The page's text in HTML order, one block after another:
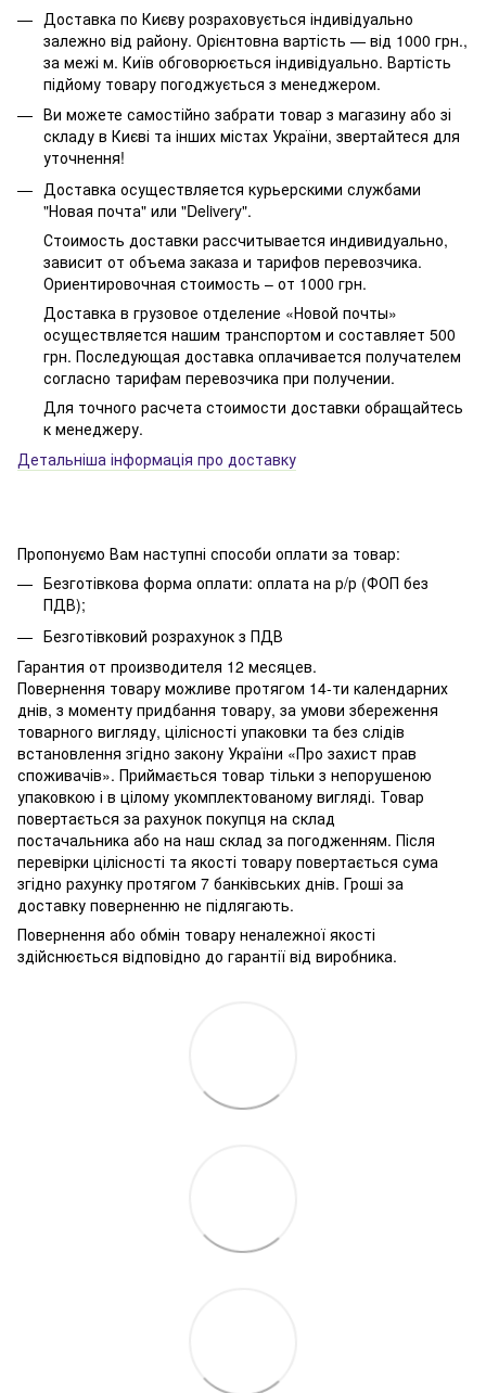
Доставка по Києву розраховується індивідуально
залежно від району. Орієнтовна вартість — від 1000 грн.,
за межі м. Київ обговорюється індивідуально. Вартість
підйому товару погоджується з менеджером.
Ви можете самостійно забрати товар з магазину або зі
складу в Києві та інших містах України, звертайтеся для
уточнення!
Доставка осуществляется курьерскими службами
"Новая почта" или "Delivery".
Стоимость доставки рассчитывается индивидуально,
зависит от объема заказа и тарифов перевозчика.
Ориентировочная стоимость – от 1000 грн.
Доставка в грузовое отделение «Новой почты»
осуществляется нашим транспортом и составляет 500
грн. Последующая доставка оплачивается получателем
согласно тарифам перевозчика при получении.
Для точного расчета стоимости доставки обращайтесь
к менеджеру.
Детальніша інформація про доставку
Пропонуємо Вам наступні способи оплати за товар:
Безготівкова форма оплати: оплата на р/р (ФОП без
ПДВ);
Безготівковий розрахунок з ПДВ
Гарантия от производителя 12 месяцев.
Повернення товару можливе протягом 14-ти календарних
днів, з моменту придбання товару, за умови збереження
товарного вигляду, цілісності упаковки та без слідів
встановлення згідно закону України «Про захист прав
споживачів». Приймається товар тільки з непорушеною
упаковкою і в цілому укомплектованому вигляді. Товар
повертається за рахунок покупця на склад
постачальника або на наш склад за погодженням. Після
перевірки цілісності та якості товару повертається сума
згідно рахунку протягом 7 банківських днів. Гроші за
доставку поверненню не підлягають.
Повернення або обмін товару неналежної якості
здійснюється відповідно до гарантії від виробника.